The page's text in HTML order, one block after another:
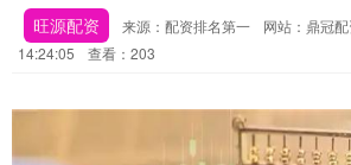
旺源配资 来源：配资排名第一 网站：鼎冠
14:24:05
查看：203